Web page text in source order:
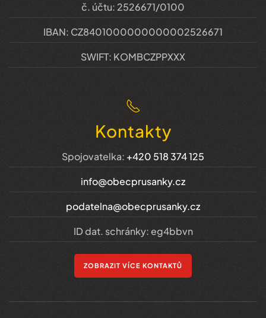
č. účtu: 2526671/0100
IBAN: CZ8401000000000002526671
SWIFT: KOMBCZPPXXX
Kontakty
Spojovatelka: +420 518 374 125
info@obecprusanky.cz
podatelna@obecprusanky.cz
ID dat. schránky: eg4bbvn
ZOBRAZIT VÍCE KONTAKTŮ